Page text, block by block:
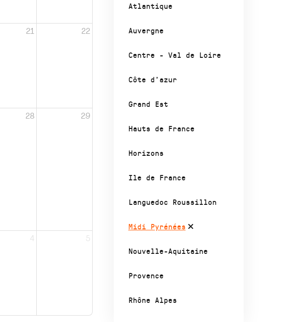
Atlantique
Auvergne
Centre - Val de Loire
Côte d’azur
Grand Est
Hauts de France
Horizons
Ile de France
Languedoc Roussillon
Midi Pyrénées
Nouvelle-Aquitaine
Provence
Rhône Alpes
21 22
28 29
4 5